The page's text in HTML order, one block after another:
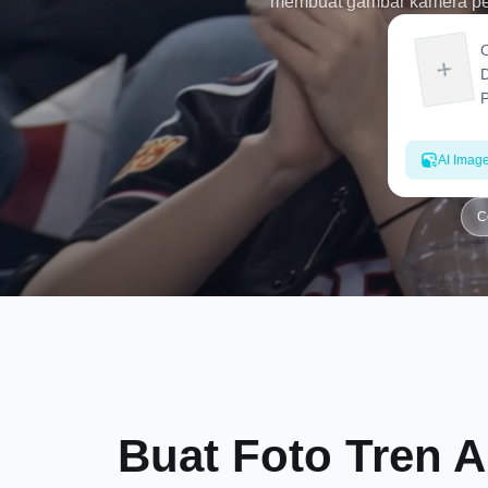
AI Image
Buat Foto Tren